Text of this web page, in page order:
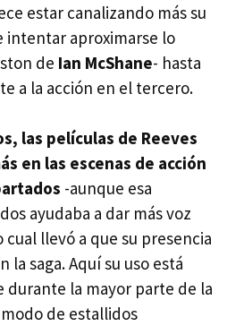
estar canalizando más su
intentar aproximarse lo
de Ian McShane- hasta
a la acción en el tercero.
las películas de Reeves
en las escenas de acción
-aunque esa
ayudaba a dar más voz
llevó a que su presencia
la saga. Aquí su uso está
durante la mayor parte de la
de estallidos